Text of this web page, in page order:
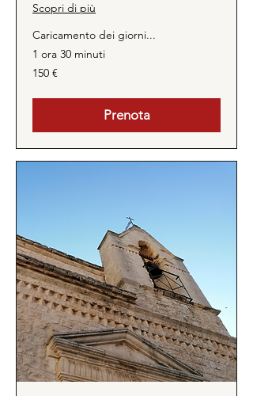
Scopri di più
Caricamento dei giorni...
1 ora 30 minuti
150
euro
150 €
Prenota